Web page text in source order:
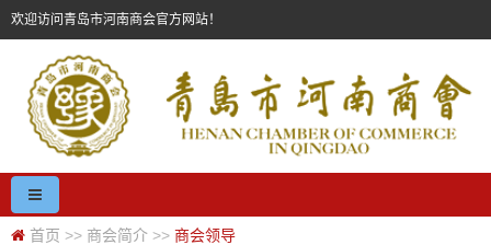
欢迎访问青岛市河南商会官方网站！
首页 >> 商会简介 >> 商会领导